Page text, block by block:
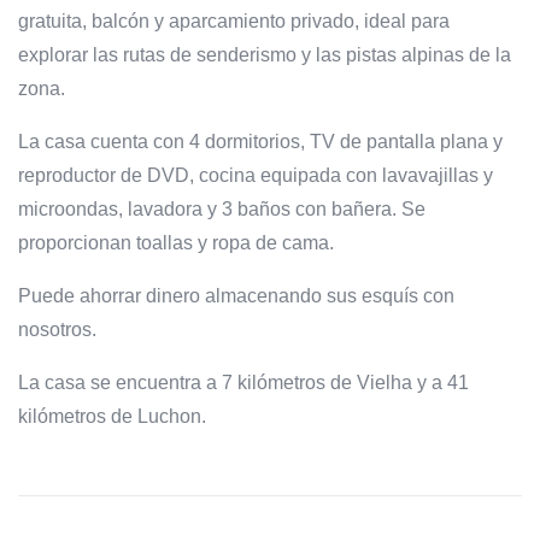
gratuita, balcón y aparcamiento privado, ideal para
explorar las rutas de senderismo y las pistas alpinas de la
zona.
La casa cuenta con 4 dormitorios, TV de pantalla plana y
reproductor de DVD, cocina equipada con lavavajillas y
microondas, lavadora y 3 baños con bañera. Se
proporcionan toallas y ropa de cama.
Puede ahorrar dinero almacenando sus esquís con
nosotros.
La casa se encuentra a 7 kilómetros de Vielha y a 41
kilómetros de Luchon.